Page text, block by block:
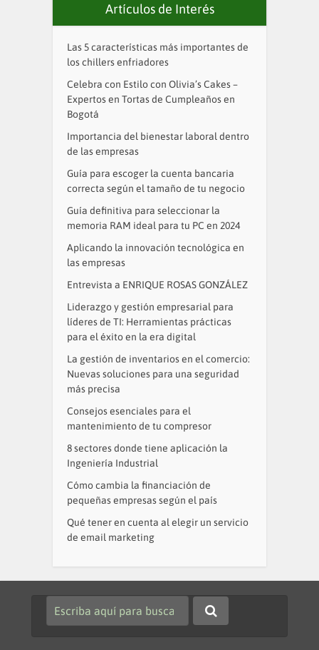
Artículos de Interés
Las 5 características más importantes de
los chillers enfriadores
Celebra con Estilo con Olivia’s Cakes –
Expertos en Tortas de Cumpleaños en
Bogotá
Importancia del bienestar laboral dentro
de las empresas
Guía para escoger la cuenta bancaria
correcta según el tamaño de tu negocio
Guía definitiva para seleccionar la
memoria RAM ideal para tu PC en 2024
Aplicando la innovación tecnológica en
las empresas
Entrevista a ENRIQUE ROSAS GONZÁLEZ
Liderazgo y gestión empresarial para
líderes de TI: Herramientas prácticas
para el éxito en la era digital
La gestión de inventarios en el comercio:
Nuevas soluciones para una seguridad
más precisa
Consejos esenciales para el
mantenimiento de tu compresor
8 sectores donde tiene aplicación la
Ingeniería Industrial
Cómo cambia la financiación de
pequeñas empresas según el país
Qué tener en cuenta al elegir un servicio
de email marketing